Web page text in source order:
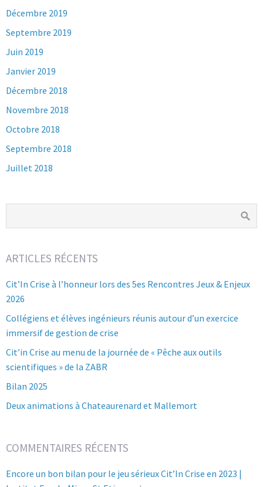
Décembre 2019
Septembre 2019
Juin 2019
Janvier 2019
Décembre 2018
Novembre 2018
Octobre 2018
Septembre 2018
Juillet 2018
ARTICLES RÉCENTS
Cit’In Crise à l’honneur lors des 5es Rencontres Jeux & Enjeux
2026
Collégiens et élèves ingénieurs réunis autour d’un exercice
immersif de gestion de crise
Cit’in Crise au menu de la journée de « Pêche aux outils
scientifiques » de la ZABR
Bilan 2025
Deux animations à Chateaurenard et Mallemort
COMMENTAIRES RÉCENTS
Encore un bon bilan pour le jeu sérieux Cit’In Crise en 2023 |